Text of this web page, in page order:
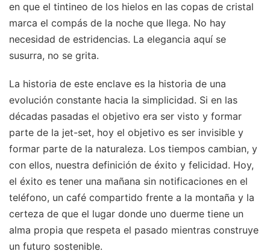
en que el tintineo de los hielos en las copas de cristal
marca el compás de la noche que llega. No hay
necesidad de estridencias. La elegancia aquí se
susurra, no se grita.
La historia de este enclave es la historia de una
evolución constante hacia la simplicidad. Si en las
décadas pasadas el objetivo era ser visto y formar
parte de la jet-set, hoy el objetivo es ser invisible y
formar parte de la naturaleza. Los tiempos cambian, y
con ellos, nuestra definición de éxito y felicidad. Hoy,
el éxito es tener una mañana sin notificaciones en el
teléfono, un café compartido frente a la montaña y la
certeza de que el lugar donde uno duerme tiene un
alma propia que respeta el pasado mientras construye
un futuro sostenible.